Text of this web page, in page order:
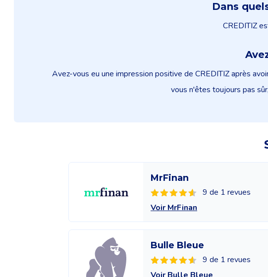
Dans
CREDITIZ
Avez-vous eu une impression positive de CREDITIZ après
vous n'êtes toujours pas
MrFinan
9 de 1 revues
Voir MrFinan
Bulle Bleue
9 de 1 revues